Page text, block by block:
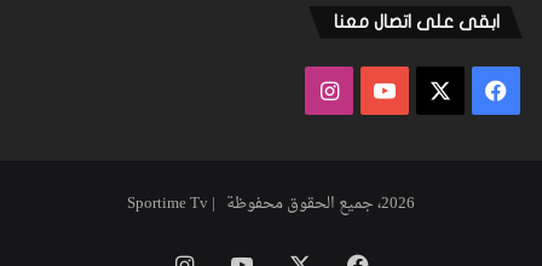
ابقى على اتصال معنا
فيسبوك ‫YouTubeانستقرام
2026، جميع الحقوق محفوظة | Sportime Tv